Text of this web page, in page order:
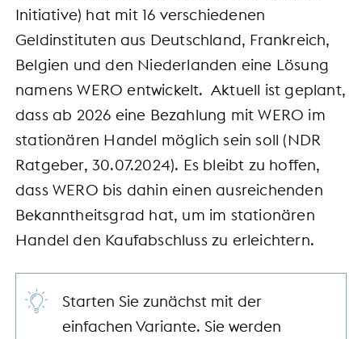
Initiative) hat mit 16 verschiedenen
Geldinstituten aus Deutschland, Frankreich,
Belgien und den Niederlanden eine Lösung
namens WERO entwickelt. Aktuell ist geplant,
dass ab 2026 eine Bezahlung mit WERO im
stationären Handel möglich sein soll (NDR
Ratgeber, 30.07.2024). Es bleibt zu hoffen,
dass WERO bis dahin einen ausreichenden
Bekanntheitsgrad hat, um im stationären
Handel den Kaufabschluss zu erleichtern.
Starten Sie zunächst mit der
einfachen Variante. Sie werden